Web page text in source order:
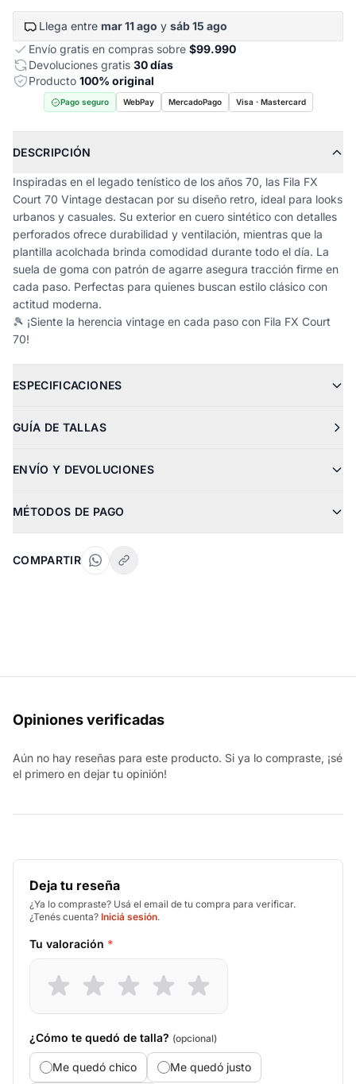
Llega entre mar 11 ago y sáb 15 ago
Envío gratis en compras sobre $99.990
Devoluciones gratis 30 días
Producto 100% original
Pago seguro WebPay MercadoPago Visa · Mastercard
DESCRIPCIÓN
Inspiradas en el legado tenístico de los años 70, las Fila FX
Court 70 Vintage destacan por su diseño retro, ideal para looks
urbanos y casuales. Su exterior en cuero sintético con detalles
perforados ofrece durabilidad y ventilación, mientras que la
plantilla acolchada brinda comodidad durante todo el día. La
suela de goma con patrón de agarre asegura tracción firme en
cada paso. Perfectas para quienes buscan estilo clásico con
actitud moderna.
🎾 ¡Siente la herencia vintage en cada paso con Fila FX Court
70!
ESPECIFICACIONES
GUÍA DE TALLAS
ENVÍO Y DEVOLUCIONES
MÉTODOS DE PAGO
COMPARTIR
Opiniones verificadas
Aún no hay reseñas para este producto. Si ya lo compraste, ¡sé
el primero en dejar tu opinión!
Deja tu reseña
¿Ya lo compraste? Usá el email de tu compra para verificar.
¿Tenés cuenta? Iniciá sesión.
Tu valoración *
¿Cómo te quedó de talla? (opcional)
Me quedó chico Me quedó justo